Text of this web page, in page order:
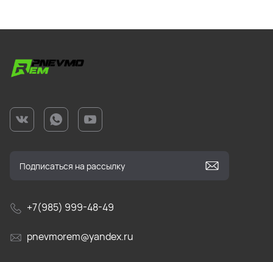
+7(985) 999-48-49
pnevmorem@yandex.ru